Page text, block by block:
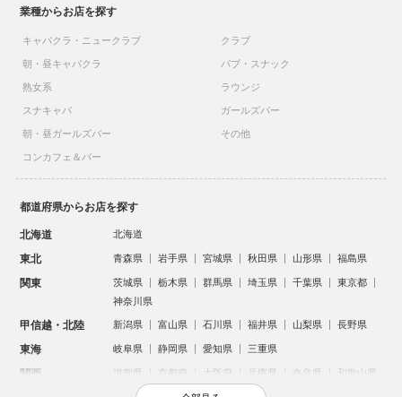
業種からお店を探す
キャバクラ・ニュークラブ
クラブ
朝・昼キャバクラ
パブ・スナック
熟女系
ラウンジ
スナキャバ
ガールズバー
朝・昼ガールズバー
その他
コンカフェ＆バー
都道府県からお店を探す
北海道 北海道
東北 青森県 岩手県 宮城県 秋田県 山形県 福島県
関東 茨城県 栃木県 群馬県 埼玉県 千葉県
東京都
神奈川県
甲信越・北陸 新潟県 富山県 石川県 福井県 山梨県 長野県
東海 岐阜県 静岡県 愛知県 三重県
関西 滋賀県 京都府 大阪府 兵庫県 奈良県 和歌山県